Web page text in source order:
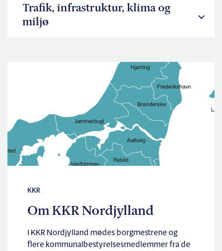
Trafik, infrastruktur, klima og
miljø
KKR
Om KKR Nordjylland
I KKR Nordjylland mødes borgmestrene og
flere kommunalbestyrelsesmedlemmer fra de